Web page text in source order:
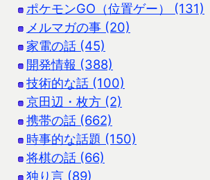
ポケモンGO（位置ゲー） (131)
メルマガの事 (20)
家電の話 (45)
開発情報 (388)
技術的な話 (100)
京田辺・枚方 (2)
携帯の話 (662)
時事的な話題 (150)
将棋の話 (66)
独り言 (89)